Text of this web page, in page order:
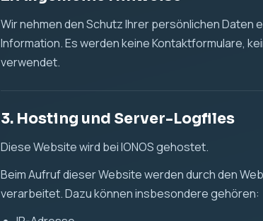
Wir nehmen den Schutz Ihrer persönlichen Daten
Information. Es werden keine Kontaktformulare,
verwendet.
3. Hosting und Server-Logfiles
Diese Website wird bei IONOS gehostet.
Beim Aufruf dieser Website werden durch den
verarbeitet. Dazu können insbesondere gehören: